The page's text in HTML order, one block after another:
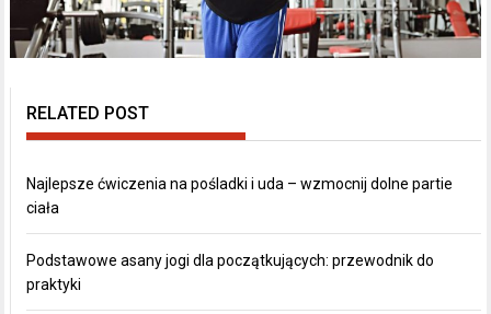
RELATED POST
Najlepsze ćwiczenia na pośladki i uda – wzmocnij dolne partie
ciała
Podstawowe asany jogi dla początkujących: przewodnik do
praktyki